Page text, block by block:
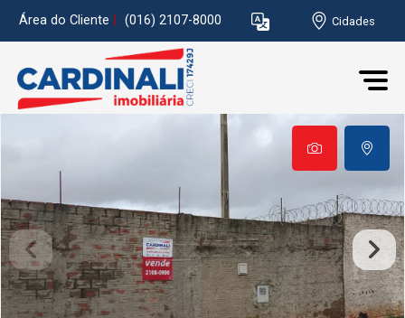
Área do Cliente (016) 2107-8000 Cidades